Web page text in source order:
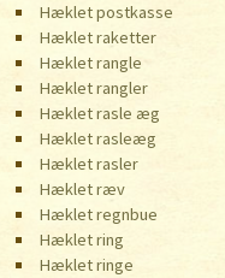
Hæklet postkasse
Hæklet raketter
Hæklet rangle
Hæklet rangler
Hæklet rasle æg
Hæklet rasleæg
Hæklet rasler
Hæklet ræv
Hæklet regnbue
Hæklet ring
Hæklet ringe